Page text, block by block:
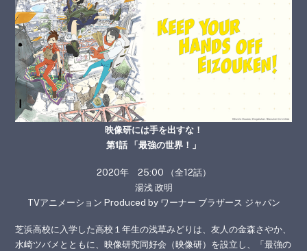
映像研には⼿を出すな！
第1話 「最強の世界！」
2020年 25:00 （全12話）
湯浅 政明
TVアニメーション Produced by ワーナー ブラザース ジャパン
芝浜高校に入学した⾼校１年⽣の浅草みどりは、友人の金森さやか、
水崎ツバメとともに、映像研究同好会（映像研）を設立し、「最強の